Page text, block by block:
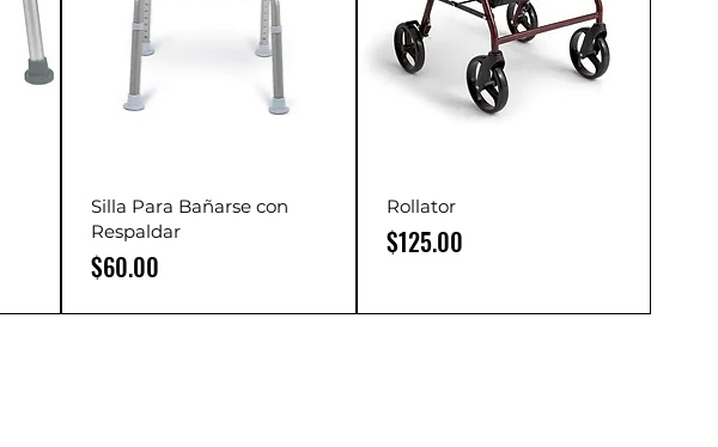
Silla Para Bañarse con
Respaldar
Precio
$60.00
Rollator
Precio
$125.00